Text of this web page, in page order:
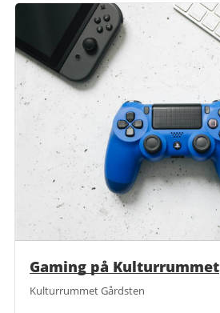
Gaming på Kulturrummet
Kulturrummet Gårdsten